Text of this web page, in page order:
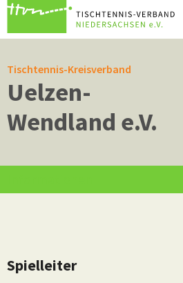
Tischtennis-Kreisverband
Uelzen-
Wendland e.V.
Spielleiter